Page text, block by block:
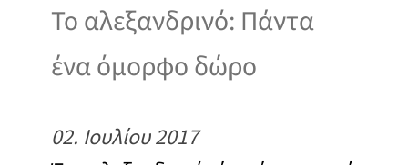
Το αλεξανδρινό: Πάντα
ένα όμορφο δώρο
02. Ιουλίου 2017